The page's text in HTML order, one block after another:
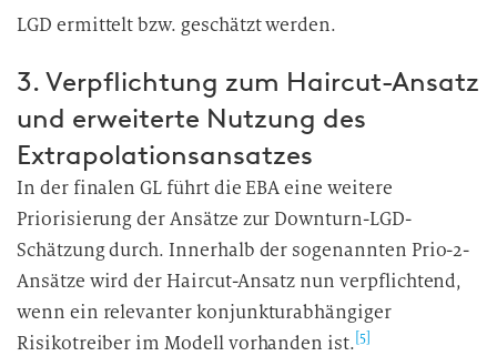
LGD ermittelt bzw. geschätzt werden.
3. Verpflichtung zum Haircut-Ansatz
und erweiterte Nutzung des
Extrapolationsansatzes
In der finalen GL führt die EBA eine weitere
Priorisierung der Ansätze zur Downturn-LGD-
Schätzung durch. Innerhalb der sogenannten Prio-2-
Ansätze wird der Haircut-Ansatz nun verpflichtend,
wenn ein relevanter konjunkturabhängiger
Risikotreiber im Modell vorhanden ist. [5]